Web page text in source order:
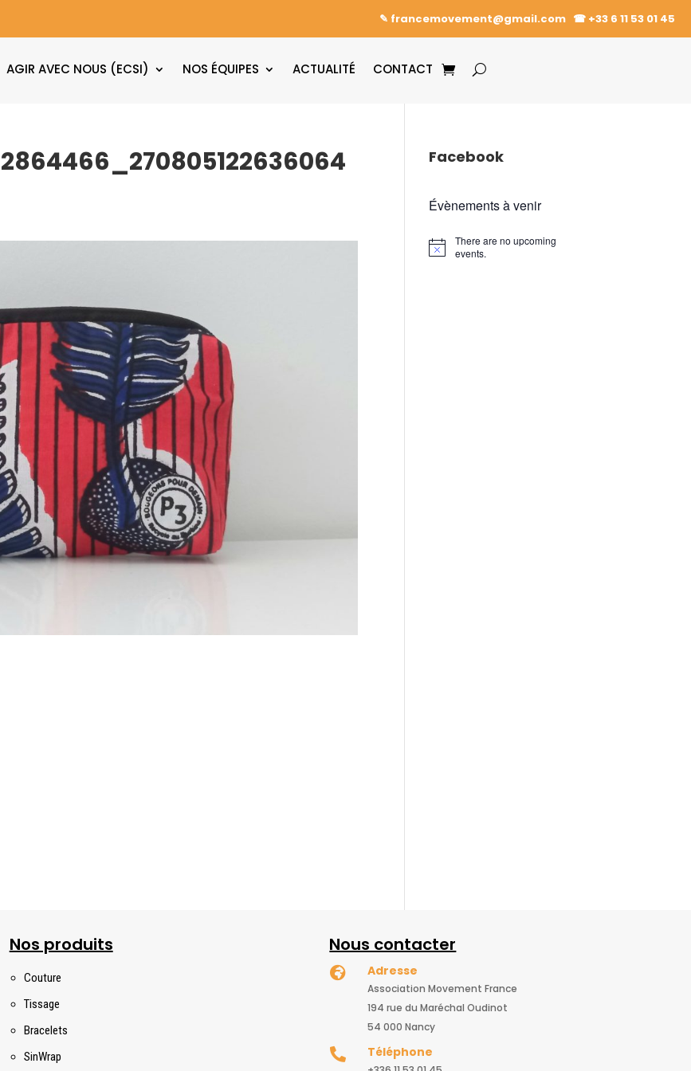
✎ francemovement@gmail.com ☎︎ +33 6 11 53 01 45
AGIR AVEC NOUS (ECSI) NOS ÉQUIPES ACTUALITÉ CONTACT
Facebook
Évènements à venir
There are no upcoming
events.
Nos produits
Couture
Tissage
Bracelets
SinWrap
Nous contacter
 Adresse
Association Movement France
194 rue du Maréchal Oudinot
54 000 Nancy
 Téléphone